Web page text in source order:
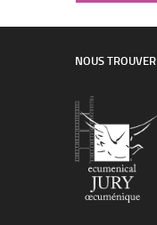
NOUS TROUVER